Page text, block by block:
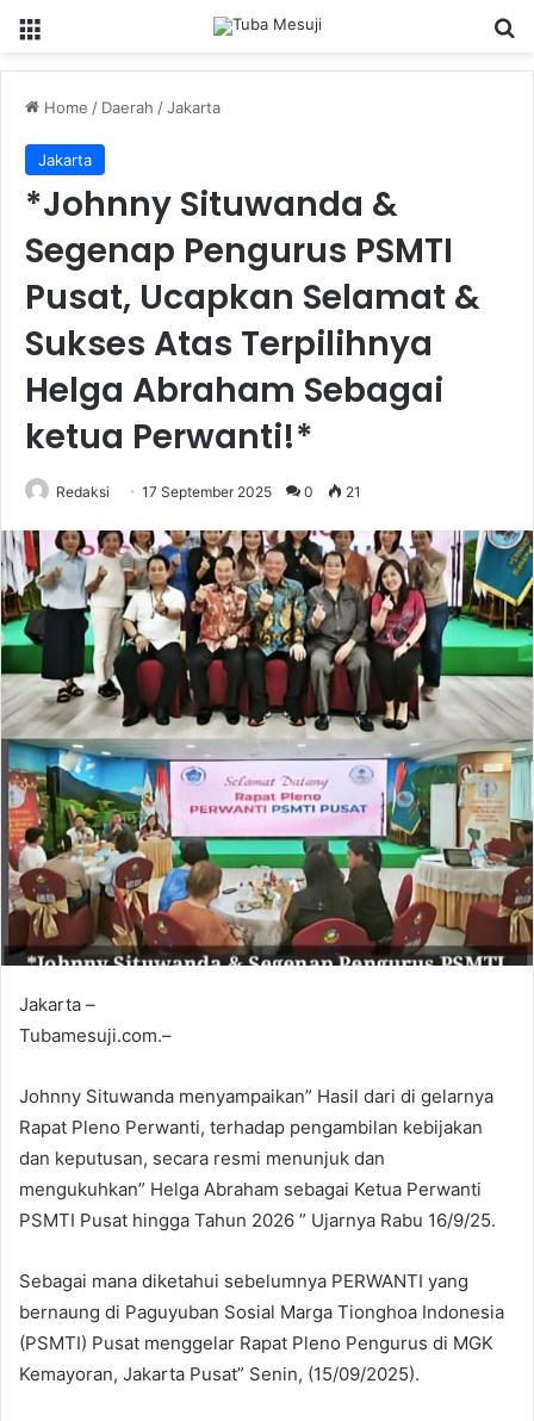
Home / Daerah /Jakarta
Jakarta
*Johnny Situwanda &
Segenap Pengurus PSMTI
Pusat, Ucapkan Selamat &
Sukses Atas Terpilihnya
Helga Abraham Sebagai
ketua Perwanti!*
Redaksi 17 September 2025 0 21
Jakarta –
Tubamesuji.com.–
Johnny Situwanda menyampaikan” Hasil dari di gelarnya
Rapat Pleno Perwanti, terhadap pengambilan kebijakan
dan keputusan, secara resmi menunjuk dan
mengukuhkan” Helga Abraham sebagai Ketua Perwanti
PSMTI Pusat hingga Tahun 2026 ” Ujarnya Rabu 16/9/25.
Sebagai mana diketahui sebelumnya PERWANTI yang
bernaung di Paguyuban Sosial Marga Tionghoa Indonesia
(PSMTI) Pusat menggelar Rapat Pleno Pengurus di MGK
Kemayoran, Jakarta Pusat” Senin, (15/09/2025).